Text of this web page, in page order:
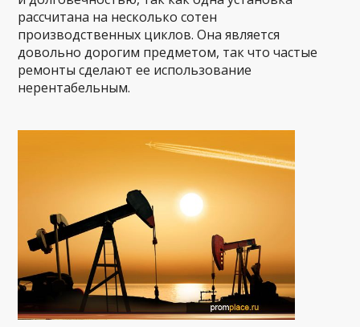
рассчитана на несколько сотен
производственных циклов. Она является
довольно дорогим предметом, так что частые
ремонты сделают ее использование
нерентабельным.